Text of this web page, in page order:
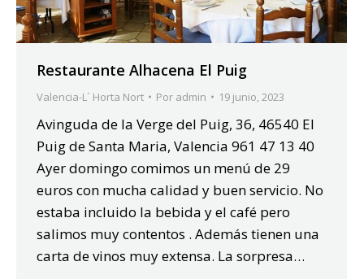
Restaurante Alhacena El Puig
Valencia-L´ Horta Nort Por admin 19 junio, 2023
Avinguda de la Verge del Puig, 36, 46540 El
Puig de Santa Maria, Valencia 961 47 13 40
Ayer domingo comimos un menú de 29
euros con mucha calidad y buen servicio. No
estaba incluido la bebida y el café pero
salimos muy contentos . Además tienen una
carta de vinos muy extensa. La sorpresa…